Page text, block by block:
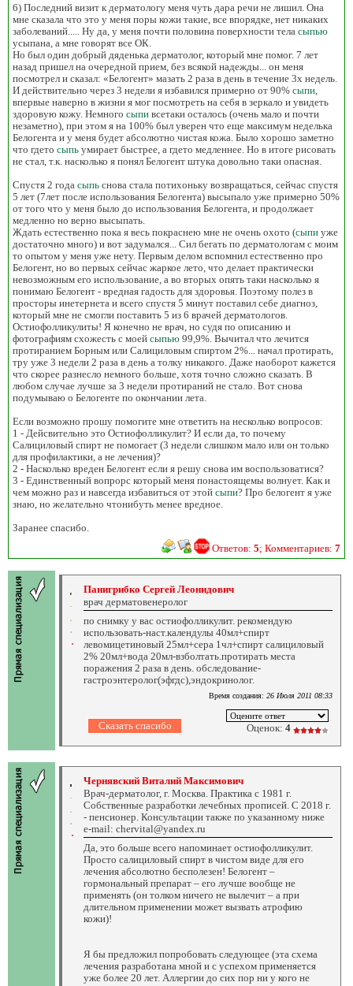
6) Последний визит к дерматологу меня чуть дара речи не лишил. Она
мне сказала что это у меня поры кожи такие, все впорядке, нет никаких
заболеваний..... Ну да, у меня почти половина поверхности тела сыпью
усыпана, а мне говорят все ОК.
Но был один добрый дяденька дерматолог, который мне помог. 7 лет
назад пришел на очередной прием, без всякой надежды... он меня
посмотрел и сказал: «Белогент» мазать 2 раза в день в течение 3х недель.
И действительно через 3 недели я избавился примерно от 90% сыпи
впервые наверно в жизни я мог посмотреть на себя в зеркало и увидеть
здоровую кожу. Немного сыпи всетаки осталось (очень мало и почти
незаметно), при этом я на 100% был уверен что еще максимум неделька
Белогента и у меня будет абсолютно чистая кожа. Было хорошо заметно
что гдето сыпь умирает быстрее, а гдето медленнее. Но в итоге рисовать
не стал, т.к. насколько я понял Белогент штука довольно таки опасная.
Спустя 2 года сыпь снова стала потихоньку возвращаться, сейчас спустя
5 лет (7лет после использования Белогента) высыпало уже примерно 50%
от того что у меня было до использования Белогента, и продолжает
медленно но верно высыпать.
Ждать естественно пока я весь покраснею мне не очень охото (сыпи уже
достаточно много) и вот задумался... Сил бегать по дерматологам с моим
то опытом у меня уже нету. Первым делом вспомнил естественно про
Белогент, но во первых сейчас жаркое лето, что делает практически
невозможным его использование, а во вторых опять таки насколько я
понимаю Белогент - вредная гадость для здоровья. Поэтому полез в
просторы инетернета и всего спустя 5 минут поставил себе диагноз,
который мне не смогли поставить 5 из 6 врачей дерматологов.
Остиофолликулиты! Я конечно не врач, но судя по описанию и
фотографиям схожесть с моей сыпью 99,9%. Вычитал что лечится
протиранием Борным или Салициловым спиртом 2%... начал протирать,
тру уже 3 недели 2 раза в день а толку никакого. Даже наоборот кажется
что скорее разнесло немного больше, хотя точно сложно сказать. В
любом случае лучше за 3 недели протираний не стало. Вот снова
подумываю о Белогенте по окончании лета.
Если возможно прошу помогите мне ответить на несколько вопросов:
1 - Дейсвительно это Остиофолликулит? И если да, то почему
Салициловый спирт не помогает (3 недели слишком мало или он только
для профилактики, а не лечения)?
2 - Насколько вреден Белогент если я решу снова им воспользоватися?
3 - Единственный вопрорс который меня понастоящемы волнует. Как и
чем можно раз и навсегда избавиться от этой сыпи? Про белогент я уже
знаю, но желательно чтонибуть менее вредное.
Заранее спасибо.
Ответов: 5; Комментариев: 7
Панигрибко Сергей Леонидович
врач дерматовенеролог
по снимку у вас остиофолликулит. рекомендую
использовать-наст.календулы 40мл+спирт
левомицетиновый 25мл+сера 1чл+спирт салициловый
2% 20мл+вода 20мл-взболтать.протирать места
поражения 2 раза в день. обследование-
гастроэнтеролог(эфгдс),эндокринолог.
Время создания: 26 Июля 2011 08:33
Оценок: 4
Чернявский Виталий Максимович
Врач-дерматолог, г. Москва. Практика с 1981 г.
Собственные разработки лечебных прописей. С 2018 г.
- пенсионер. Консультации также по указанному ниже
e-mail: chervital@yandex.ru
Да, это больше всего напоминает остиофолликулит.
Просто салициловый спирт в чистом виде для его
лечения абсолютно бесполезен! Белогент –
гормональный препарат – его лучше вообще не
применять (он толком ничего не вылечит – а при
длительном применении может вызвать атрофию
кожи)!
Я бы предложил попробовать следующее (эта схема
лечения разработана мной и с успехом применяется
уже более 20 лет. Аллергии до сих пор ни у кого не